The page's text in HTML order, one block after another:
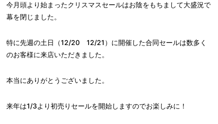
今月頭より始まったクリスマスセールはお陰をもちまして大盛況で
幕を閉じました。
特に先週の土日（12/20 12/21）に開催した合同セールは数多く
のお客様に来店いただきました。
本当にありがとうございました。
来年は1/3より初売りセールを開始しますのでお楽しみに！